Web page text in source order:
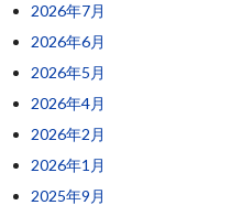
2026年7月
2026年6月
2026年5月
2026年4月
2026年2月
2026年1月
2025年9月